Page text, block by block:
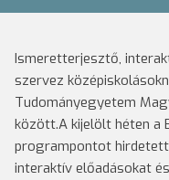
Ismeretterjesztő,
szervez
Tudományegyetem
között.A kijelölt héten a
programpontot
interaktív előadásokat